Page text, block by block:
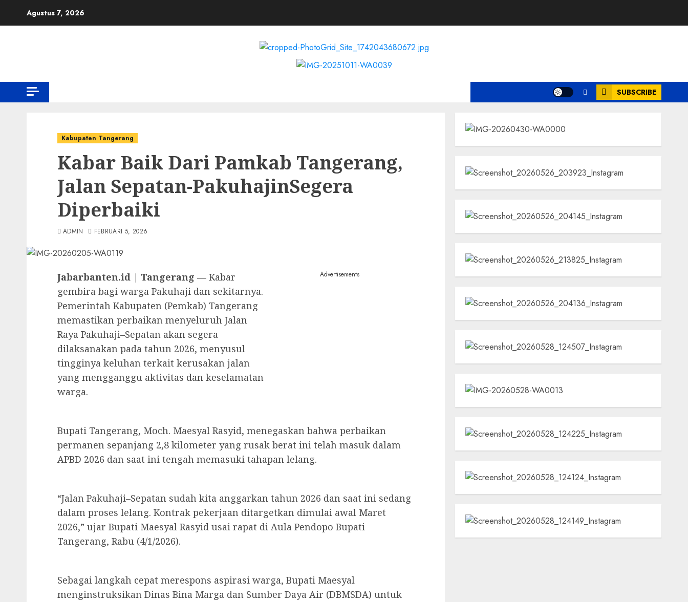
Agustus 7, 2026
SUBSCRIBE
Kabupaten Tangerang
Kabar Baik Dari Pamkab Tangerang,
Jalan Sepatan-PakuhajinSegera
Diperbaiki
ADMIN FEBRUARI 5, 2026
Advertisements
Jabarbanten.id | Tangerang — Kabar
gembira bagi warga Pakuhaji dan sekitarnya.
Pemerintah Kabupaten (Pemkab) Tangerang
memastikan perbaikan menyeluruh Jalan
Raya Pakuhaji–Sepatan akan segera
dilaksanakan pada tahun 2026, menyusul
tingginya keluhan terkait kerusakan jalan
yang mengganggu aktivitas dan keselamatan
warga.
Bupati Tangerang, Moch. Maesyal Rasyid, menegaskan bahwa perbaikan
permanen sepanjang 2,8 kilometer yang rusak berat ini telah masuk dalam
APBD 2026 dan saat ini tengah memasuki tahapan lelang.
“Jalan Pakuhaji–Sepatan sudah kita anggarkan tahun 2026 dan saat ini sedang
dalam proses lelang. Kontrak pekerjaan ditargetkan dimulai awal Maret
2026,” ujar Bupati Maesyal Rasyid usai rapat di Aula Pendopo Bupati
Tangerang, Rabu (4/1/2026).
Sebagai langkah cepat merespons aspirasi warga, Bupati Maesyal
menginstruksikan Dinas Bina Marga dan Sumber Daya Air (DBMSDA) untuk